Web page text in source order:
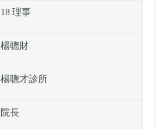
18 理事
楊聰財
楊聰才診所
院長